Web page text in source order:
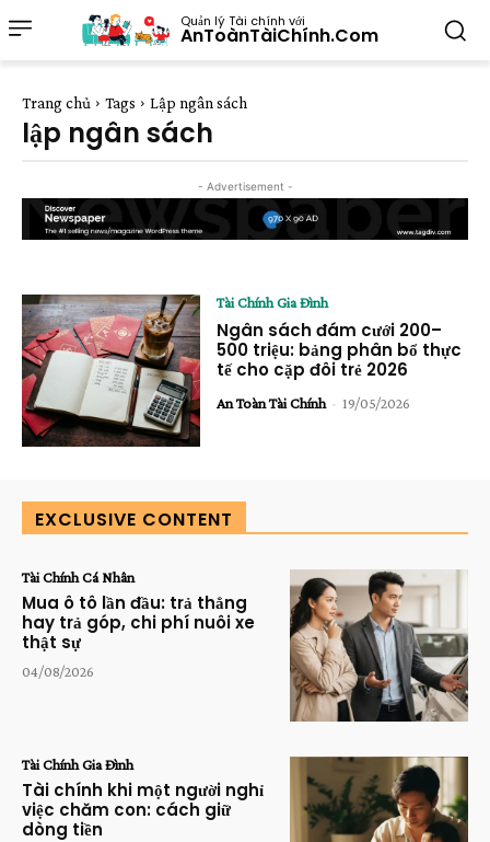
Quản lý Tài chính với
AnToànTàiChính.Com
Trang chủ Tags Lập ngân sách
lập ngân sách
- Advertisement -
Tài Chính Gia Đình
Ngân sách đám cưới 200–
500 triệu: bảng phân bổ thực
tế cho cặp đôi trẻ 2026
An Toàn Tài Chính - 19/05/2026
EXCLUSIVE CONTENT
Tài Chính Cá Nhân
Mua ô tô lần đầu: trả thẳng
hay trả góp, chi phí nuôi xe
thật sự
04/08/2026
Tài Chính Gia Đình
Tài chính khi một người nghỉ
việc chăm con: cách giữ
dòng tiền